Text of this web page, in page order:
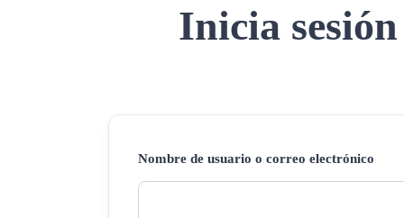
Inicia sesión
Nombre de usuario o correo electrónico